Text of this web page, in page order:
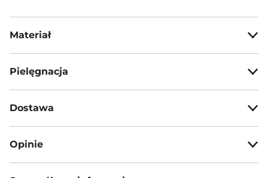
Materiał
Pielęgnacja
Nie prać na mokro
Nie prasować
Dostawa
Opinie